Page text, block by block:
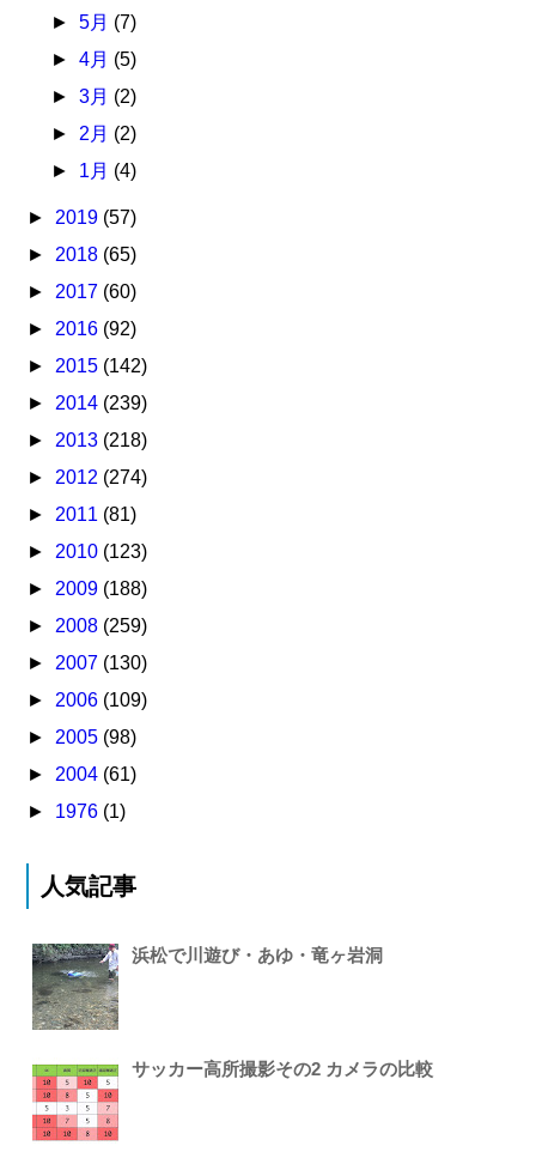
► 5月 (7)
► 4月 (5)
► 3月 (2)
► 2月 (2)
► 1月 (4)
► 2019 (57)
► 2018 (65)
► 2017 (60)
► 2016 (92)
► 2015 (142)
► 2014 (239)
► 2013 (218)
► 2012 (274)
► 2011 (81)
► 2010 (123)
► 2009 (188)
► 2008 (259)
► 2007 (130)
► 2006 (109)
► 2005 (98)
► 2004 (61)
► 1976 (1)
人気記事
浜松で川遊び・あゆ・竜ヶ岩洞
サッカー高所撮影その2 カメラの比較